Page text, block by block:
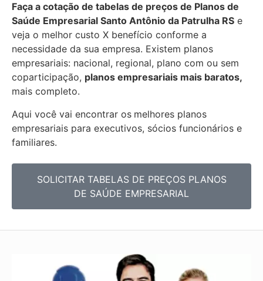
Faça a cotação de tabelas de preços de Planos de
Saúde Empresarial Santo Antônio da Patrulha RS e
veja o melhor custo X benefício conforme a
necessidade da sua empresa. Existem planos
empresariais: nacional, regional, plano com ou sem
coparticipação, planos empresariais mais baratos,
mais completo.
Aqui você vai encontrar os melhores planos
empresariais para executivos, sócios funcionários e
familiares.
SOLICITAR TABELAS DE PREÇOS PLANOS
DE SAÚDE EMPRESARIAL